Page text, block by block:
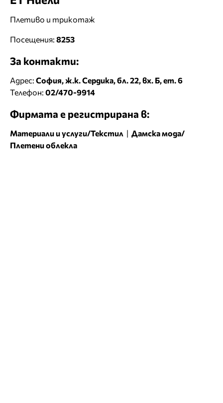
Плетиво и трикотаж
Посещения: 8253
За контакти:
Адрес: София, ж.к. Сердика, бл. 22, вх. Б, ет. 6
Телефон: 02/470-9914
Фирмата е регистрирана в:
Материали и услуги/Текстил | Дамска мода/
Плетени облекла